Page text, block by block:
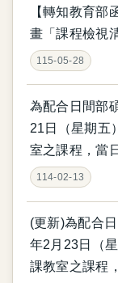
【轉知教育部
畫「課程檢視
115-05-28
為配合日間部
21日（星期五
室之課程，當
114-02-13
(更新)為配合
年2月23日（
課教室之課程